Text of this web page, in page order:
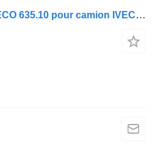
Unité de commande IVECO 635.10 pour camion IVECO EUROTECH